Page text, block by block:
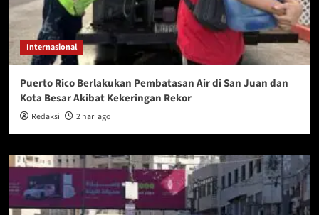
Internasional
Puerto Rico Berlakukan Pembatasan Air di San Juan dan
Kota Besar Akibat Kekeringan Rekor
Redaksi 2 hari ago